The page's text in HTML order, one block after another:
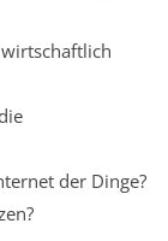
der Dinge?